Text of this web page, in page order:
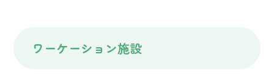
ワーケーション施設